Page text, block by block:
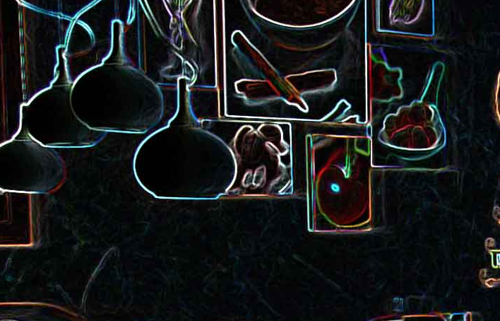
Tarte amandine
Pizza à la choucroute, aux
lardons et au cumin Crème de poivron aux noix
Baguette à la raclette, à la
roquette et aux graines de
courge Smoothie aux kiwis et à la
mangue
Gâteau au chocolat et au